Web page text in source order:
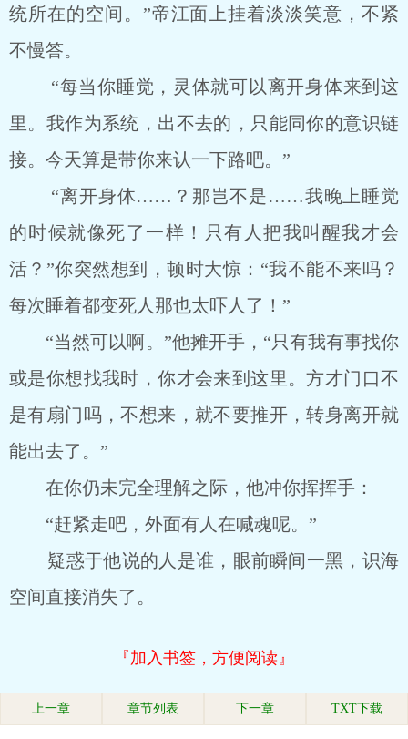
统所在的空间。”帝江面上挂着淡淡笑意，不紧
不慢答。
“每当你睡觉，灵体就可以离开身体来到这
里。我作为系统，出不去的，只能同你的意识链
接。今天算是带你来认一下路吧。”
“离开身体……？那岂不是……我晚上睡觉
的时候就像死了一样！只有人把我叫醒我才会
活？”你突然想到，顿时大惊：“我不能不来吗？
每次睡着都变死人那也太吓人了！”
“当然可以啊。”他摊开手，“只有我有事找你
或是你想找我时，你才会来到这里。方才门口不
是有扇门吗，不想来，就不要推开，转身离开就
能出去了。”
在你仍未完全理解之际，他冲你挥挥手：
“赶紧走吧，外面有人在喊魂呢。”
疑惑于他说的人是谁，眼前瞬间一黑，识海
空间直接消失了。
『加入书签，方便阅读』
上一章 章节列表 下一章 TXT下载